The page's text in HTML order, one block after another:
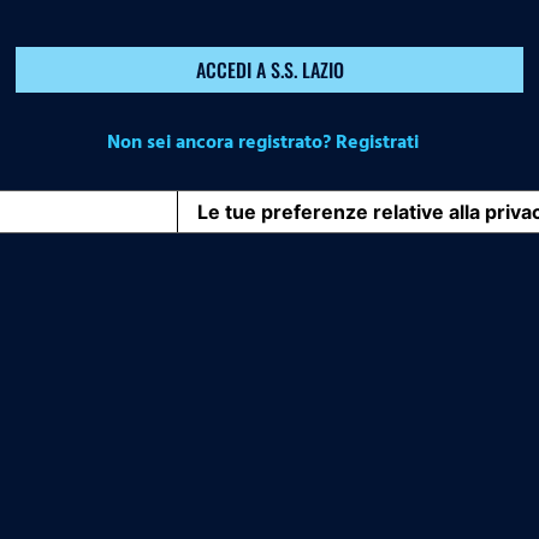
ACCEDI A S.S. LAZIO
Non sei ancora registrato? Registrati
Le tue preferenze relative alla